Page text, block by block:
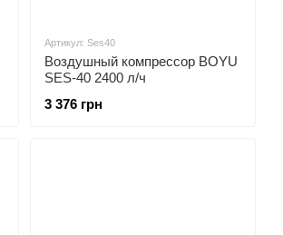
Артикул: Ses40
Воздушный компрессор BOYU
SES-40 2400 л/ч
3 376 грн